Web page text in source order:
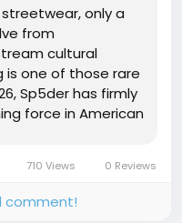
only a
from
cultural
is one of those rare
Sp5der has firmly
force in American
viral...710 Views 0 Reviews
comment!